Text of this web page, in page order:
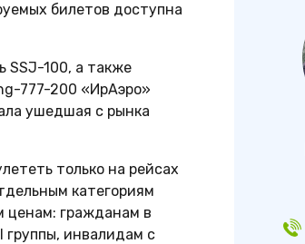
билетов доступна
SSJ-100, а также
777-200 «ИрАэро»
ушедшая с рынка
только на рейсах
категориям
ценам: гражданам в
инвалидам с